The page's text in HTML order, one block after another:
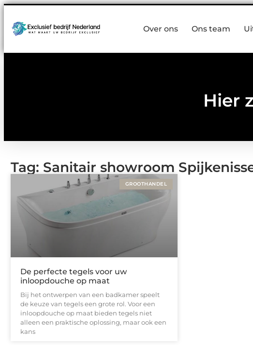
Over ons Ons team
Hier
Tag: Sanitair showroom
GROOTHANDEL
De perfecte tegels voor uw
inloopdouche op maat
Bij het ontwerpen van een badkamer speelt
de keuze van tegels een grote rol. Voor een
inloopdouche op maat bieden tegels niet
alleen een praktische oplossing, maar ook een
kans